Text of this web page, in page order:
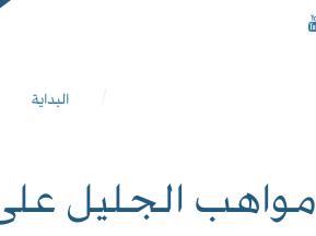
البداية
مواهب الجليل